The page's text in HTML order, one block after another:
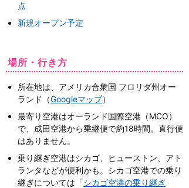
点
新規オープン予定
場所・行き方
所在地は、アメリカ合衆国 フロリダ州オー
ランド（Googleマップ）
最寄り空港はオーランド国際空港（MCO）
で、成田空港から乗継便で約18時間。直行便
はありません。
乗り継ぎ空港はシカゴ、ヒューストン、アト
ランタなどが便利かも。シカゴ空港での乗り
継ぎについては「シカゴ空港の乗り継ぎ